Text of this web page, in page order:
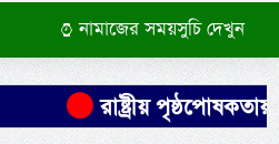
নামাজের সময়সুচি দেখুন
রাষ্ট্রীয়